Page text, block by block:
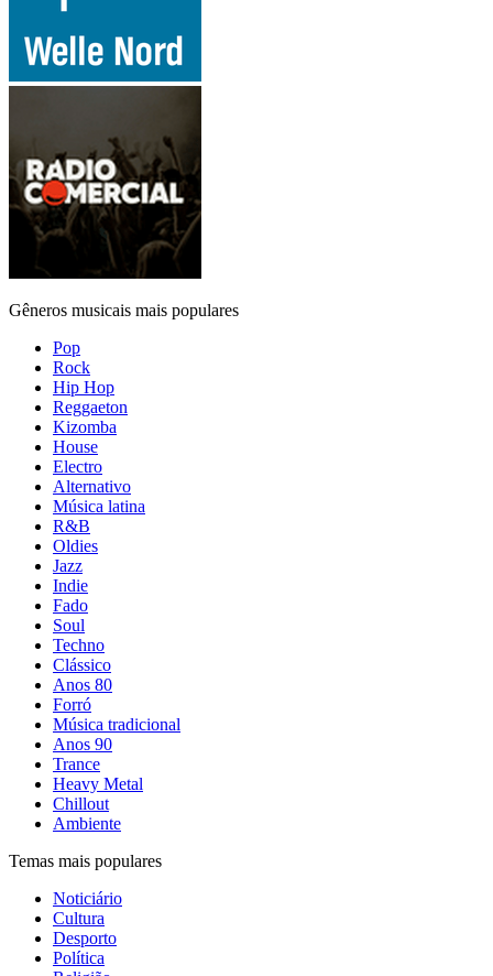
Gêneros musicais mais populares
Pop
Rock
Hip Hop
Reggaeton
Kizomba
House
Electro
Alternativo
Música latina
R&B
Oldies
Jazz
Indie
Fado
Soul
Techno
Clássico
Anos 80
Forró
Música tradicional
Anos 90
Trance
Heavy Metal
Chillout
Ambiente
Temas mais populares
Noticiário
Cultura
Desporto
Política